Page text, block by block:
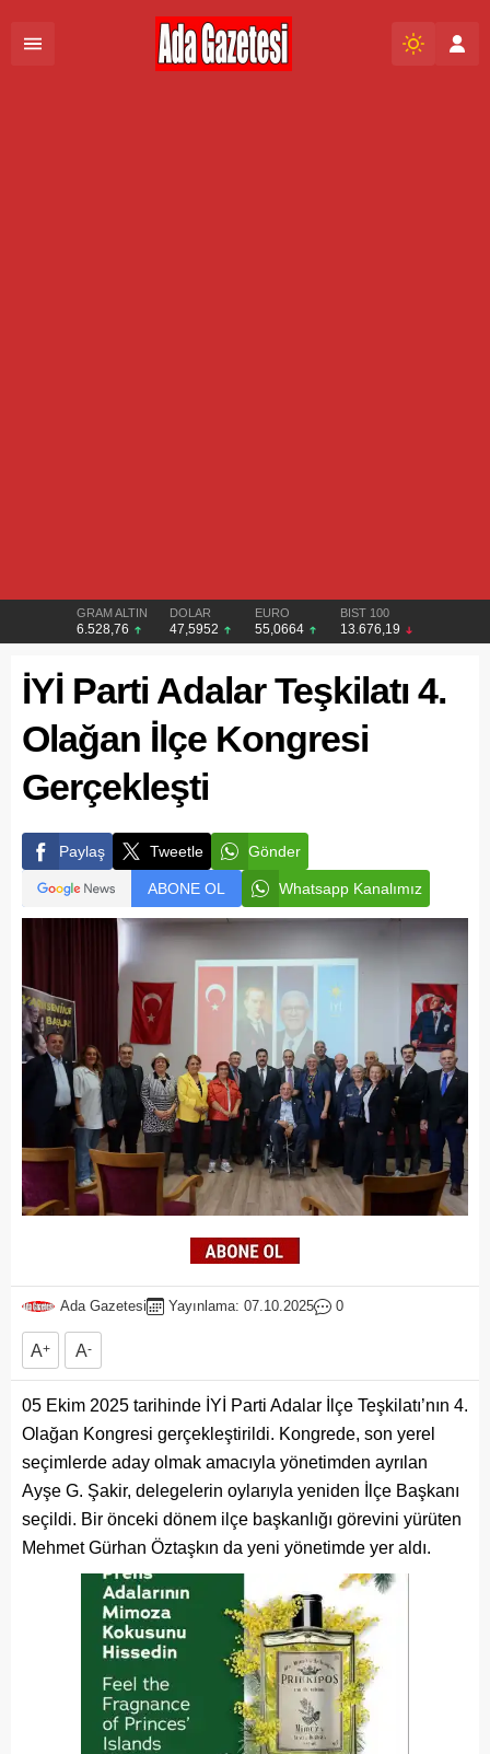
GRAM ALTIN
6.528,76
DOLAR
47,5952
EURO
55,0664
BIST 100
13.676,19
İYİ Parti Adalar Teşkilatı 4.
Olağan İlçe Kongresi
Gerçekleşti
Paylaş Tweetle Gönder
ABONE OL Whatsapp Kanalımız
Ada Gazetesi Yayınlama: 07.10.2025 0
A+ A-
05 Ekim 2025 tarihinde İYİ Parti Adalar İlçe Teşkilatı’nın 4.
Olağan Kongresi gerçekleştirildi. Kongrede, son yerel
seçimlerde aday olmak amacıyla yönetimden ayrılan
Ayşe G. Şakir, delegelerin oylarıyla yeniden İlçe Başkanı
seçildi. Bir önceki dönem ilçe başkanlığı görevini yürüten
Mehmet Gürhan Öztaşkın da yeni yönetimde yer aldı.